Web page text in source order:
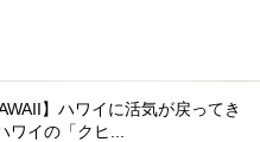
】ハワイに活気が戻ってき
ワイの「クヒ...